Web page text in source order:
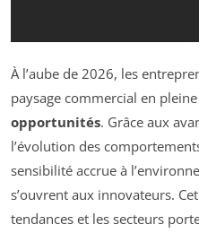
À l’aube de 2026, les
paysage commercial en
opportunités. Grâce aux
l’évolution des
sensibilité accrue à
s’ouvrent aux innovateurs.
tendances et les secteurs